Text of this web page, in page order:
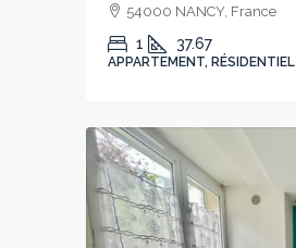
54000 NANCY, France
1 37.67
APPARTEMENT, RÉSIDENTIEL